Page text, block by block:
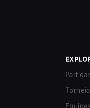
Equipes